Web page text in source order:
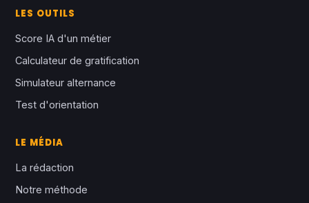
LES OUTILS
Score IA d'un métier
Calculateur de gratification
Simulateur alternance
Test d'orientation
LE MÉDIA
La rédaction
Notre méthode